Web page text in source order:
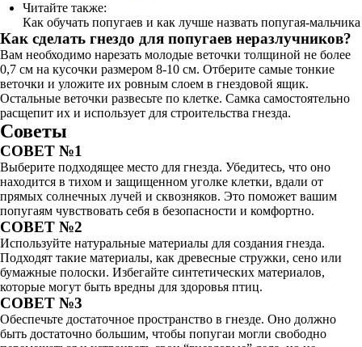
Читайте также:
Как обучать попугаев и как лучше назвать попугая-мальчика
Как сделать гнездо для попугаев неразлучников?
Вам необходимо нарезать молодые веточки толщиной не более
0,7 см на кусочки размером 8-10 см. Отберите самые тонкие
веточки и уложите их ровным слоем в гнездовой ящик.
Остальные веточки развесьте по клетке. Самка самостоятельно
расщепит их и использует для строительства гнезда.
Советы
СОВЕТ №1
Выберите подходящее место для гнезда. Убедитесь, что оно
находится в тихом и защищенном уголке клетки, вдали от
прямых солнечных лучей и сквозняков. Это поможет вашим
попугаям чувствовать себя в безопасности и комфортно.
СОВЕТ №2
Используйте натуральные материалы для создания гнезда.
Подходят такие материалы, как древесные стружки, сено или
бумажные полоски. Избегайте синтетических материалов,
которые могут быть вредны для здоровья птиц.
СОВЕТ №3
Обеспечьте достаточное пространство в гнезде. Оно должно
быть достаточно большим, чтобы попугаи могли свободно